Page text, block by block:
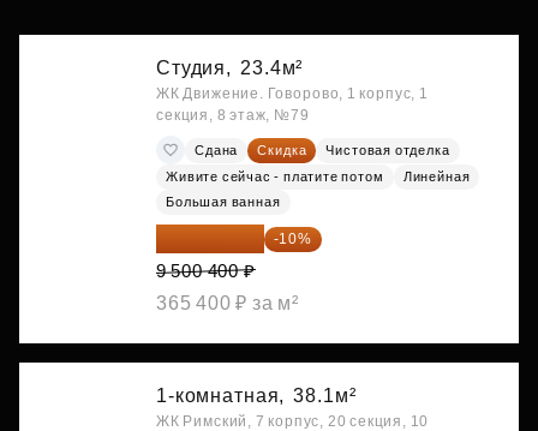
Студия, 23.4м²
ЖК Движение. Говорово, 1 корпус, 1
секция, 8 этаж, №79
Сдана Скидка
Чистовая отделка
Живите сейчас - платите потом
Линейная
Большая ванная
-10%
9 500 400 ₽
365 400 ₽ за м²
1-комнатная, 38.1м²
ЖК Римский, 7 корпус, 20 секция, 10